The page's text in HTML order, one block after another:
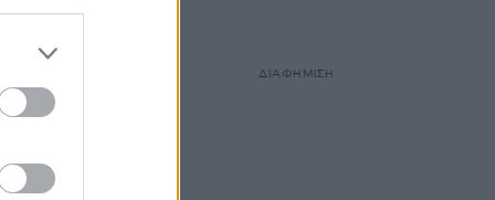
ΔΙΑΦΗΜΙΣΗ